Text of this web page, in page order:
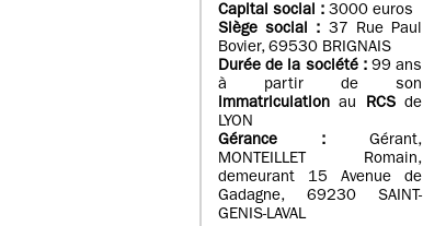
Capital social : 3000 euros
Siège social : 37 Rue Paul
Bovier, 69530 BRIGNAIS
Durée de la société : 99 ans
à partir de son
immatriculation au RCSde
LYON
Gérance :
Gérant,
MONTEILLET Romain,
demeurant 15 Avenue de
Gadagne, 69230 SAINT-
GENIS-LAVAL